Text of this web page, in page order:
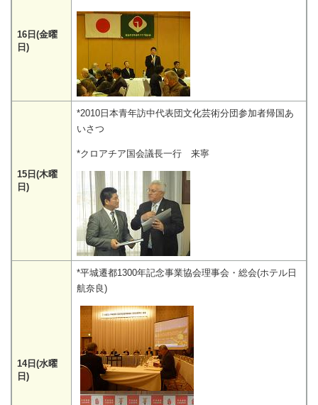
16日(金曜
日)
15日(木曜
日)
*2010日本青年訪中代表団文化芸術分団参加者帰国あ
いさつ
*クロアチア国会議長一行 来寧
14日(水曜
日)
*平城遷都1300年記念事業協会理事会・総会(ホテル日
航奈良)